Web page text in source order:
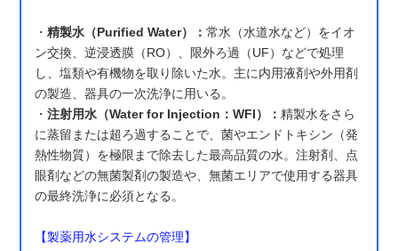
・精製水（Purified Water）：常水（水道水など）をイオ
ン交換、逆浸透膜（RO）、限外ろ過（UF）などで処理
し、塩類や有機物を取り除いた水。主に内用液剤や外用剤
の製造、器具の一次洗浄に用いる。
・注射用水（Water for Injection：WFI）：精製水をさら
に蒸留または超ろ過することで、菌やエンドトキシン（発
熱性物質）を極限まで除去した最高品質の水。注射剤、点
眼剤などの無菌製剤の製造や、無菌エリアで使用する器具
の最終洗浄に必須となる。
【製薬用水システムの管理】